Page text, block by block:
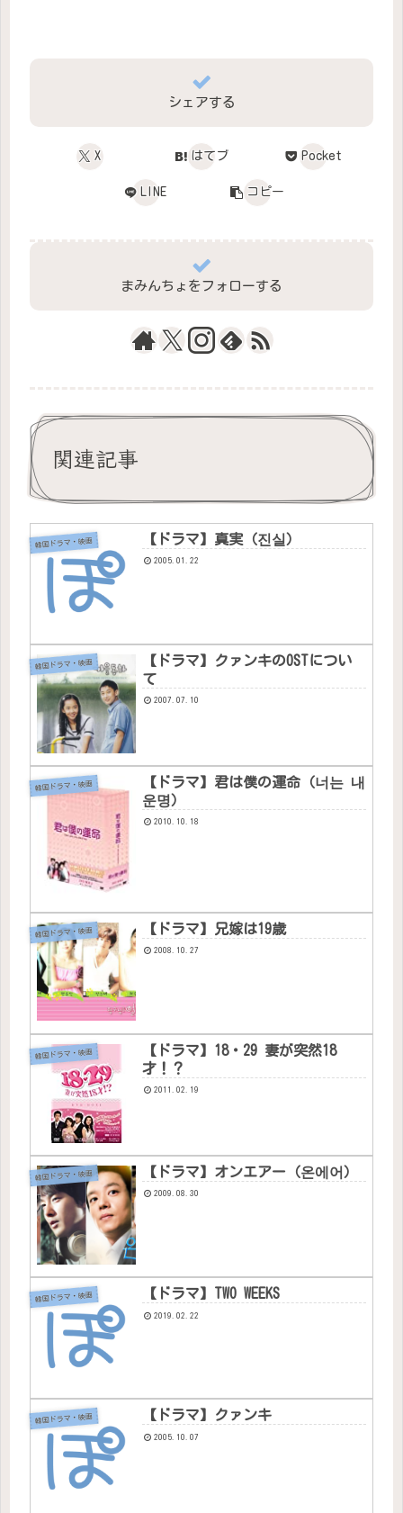
シェアする
X はてブ Pocket
LINE コピー
まみんちょをフォローする
関連記事
韓国ドラマ・映画 【ドラマ】真実（진실）
2005.01.22
韓国ドラマ・映画
【ドラマ】クァンキのOSTについ
て
2007.07.10
韓国ドラマ・映画
【ドラマ】君は僕の運命（너는 내
운명）
2010.10.18
韓国ドラマ・映画 【ドラマ】兄嫁は19歳
2008.10.27
韓国ドラマ・映画
【ドラマ】18・29 妻が突然18
才！？
2011.02.19
韓国ドラマ・映画 【ドラマ】オンエアー（온에어）
2009.08.30
韓国ドラマ・映画 【ドラマ】TWO WEEKS
2019.02.22
韓国ドラマ・映画 【ドラマ】クァンキ
2005.10.07